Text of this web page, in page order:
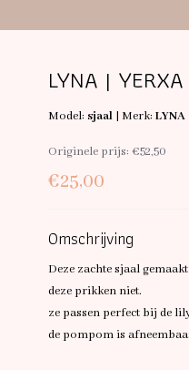
LYNA |
Model: sjaal |Merk:LYNA
Originele prijs:€52,50
€25,00
Omschrijving
Deze zachte sjaal
deze prikken niet.
ze passen perfect bij de
de pompom is